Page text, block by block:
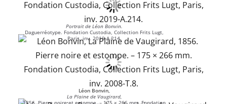
Portrait de Léon Bonvin.
Daguerréotype. Fondation Custodia, Collection Frits Lugt,
Paris, inv. 2019-A.214.
Léon Bonvin,
La Plaine de Vaugirard,